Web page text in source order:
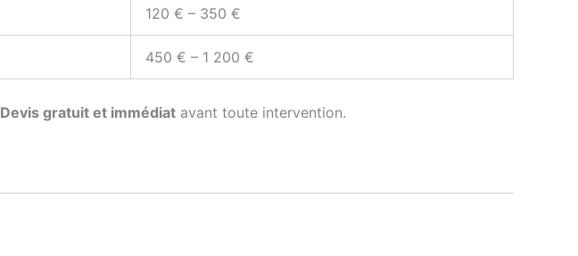
120 € – 350 €
450 € – 1 200 €
Devis gratuit et immédiat avant toute intervention.